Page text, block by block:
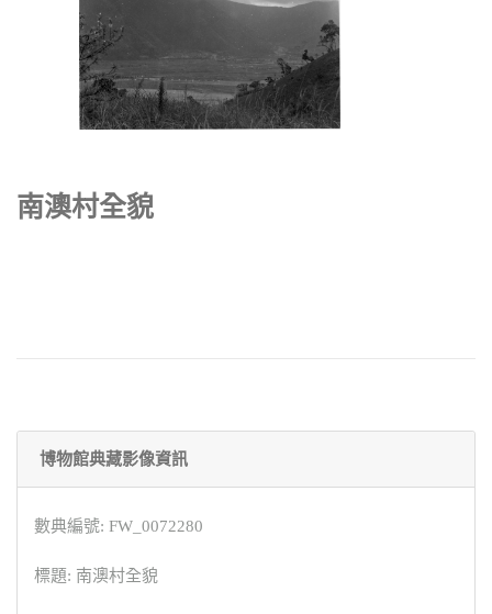
南澳村全貌
博物館典藏影像資訊
數典編號: FW_0072280
標題: 南澳村全貌